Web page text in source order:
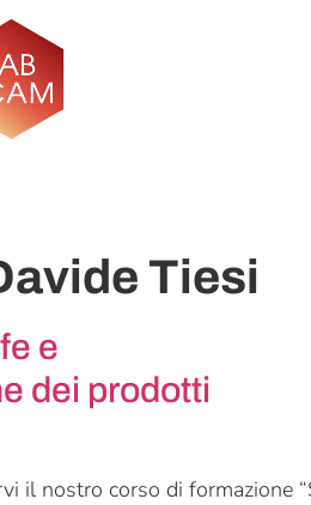
Tiesi
e
dei prodotti
il nostro corso di formazione